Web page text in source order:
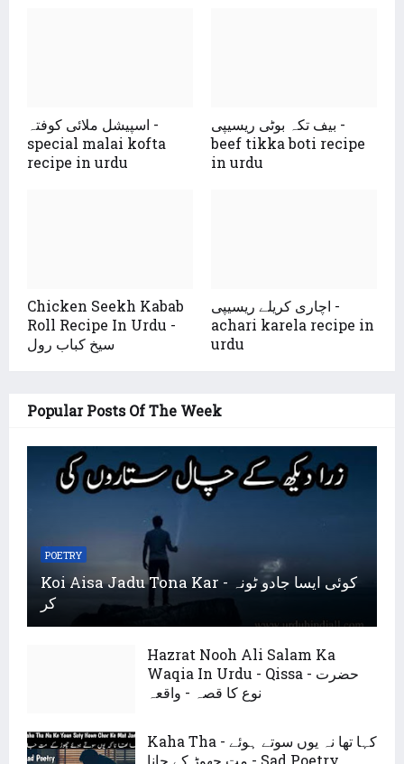
اسپیشل ملائی کوفتہ -
special malai kofta
recipe in urdu
بیف تکہ بوٹی ریسیپی -
beef tikka boti recipe
in urdu
Chicken Seekh Kabab
Roll Recipe In Urdu -
سیخ کباب رول
اچاری کریلے ریسیپی -
achari karela recipe in
urdu
Popular Posts Of The Week
POETRY
Koi Aisa Jadu Tona Kar - کوئی ایسا جادو ٹونہ
کر
Hazrat Nooh Ali Salam Ka
Waqia In Urdu - Qissa - حضرت
نوع کا قصہ - واقعہ
Kaha Tha - کہا تھا نہ یوں سوتے ہوئے
مت چھوڑ کے جانا - Sad Poetry